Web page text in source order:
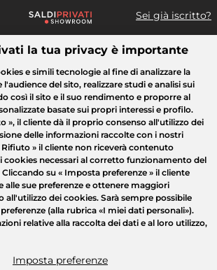
Sei già iscritto?
Moda Casa Bellezza Elettrodomestici
la tua privacy è importante
e simili tecnologie al fine di analizzare la
l'audience del sito, realizzare studi e analisi sui
così il sito e il suo rendimento e proporre al
basate sui propri interessi e profilo.
», il cliente dà il proprio consenso all'utilizzo dei
delle informazioni raccolte con i nostri
Rifiuto » il cliente non riceverà contenuto
cookies necessari al corretto funzionamento del
su « Imposta preferenze » il cliente
alle sue preferenze e ottenere maggiori
dei cookies. Sarà sempre possibile
(alla rubrica «I miei dati personali»).
relative alla raccolta dei dati e al loro utilizzo,
Imposta preferenze